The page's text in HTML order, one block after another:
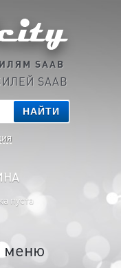
SAAB
SAAB
НАЙТИ
пуста
меню